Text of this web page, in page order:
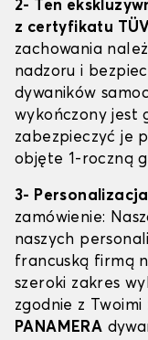
2- Ten
z certyfikatu TÜV
zachowania
nadzoru i
dywaników
wykończony jest
zabezpieczyć je
objęte 1-roczną
3-
zamówienie:
naszych
francuską firmą
szeroki zakres
zgodnie z Twoimi
PANAMERA